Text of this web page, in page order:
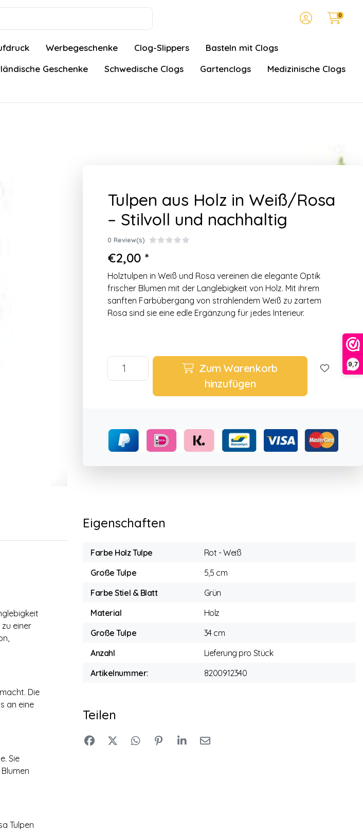
9,7
0
Werbegeschenke Clog-Slippers
Basteln mit Clogs
Geschenke Schwedische Clogs Gartenclogs
Medizinische Clogs
Tulpen aus Holz in Weiß/Rosa
– Stilvoll und nachhaltig
0 Review(s)
€2,00 *
Holztulpen in Weiß und Rosa vereinen die elegante Optik
frischer Blumen mit der Langlebigkeit von Holz. Mit ihrem
sanften Farbübergang von strahlendem Weiß zu zartem
Rosa sind sie eine edle Ergänzung für jedes Interieur.
Zum Warenkorb
hinzufügen
einer
Die
an eine
Sie
Tulpen
Eigenschaften
Farbe Holz Tulpe
Rot - Weiß
Große Tulpe
5,5 cm
Farbe Stiel & Blatt
Grün
Material
Holz
Große Tulpe
34 cm
Anzahl
Lieferung pro Stück
Artikelnummer:
8200912340
Teilen